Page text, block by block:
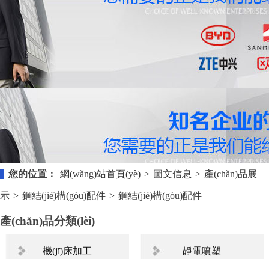
您的位置： 網(wǎng)站首頁(yè) > 圖文信息 > 產(chǎn)品展
示 > 鋼結(jié)構(gòu)配件 > 鋼結(jié)構(gòu)配件
產(chǎn)品分類(lèi)
機(jī)床加工 靜電噴塑